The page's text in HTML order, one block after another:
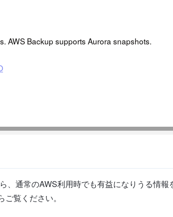
AWS Backup supports Aurora snapshots.
通常のAWS利用時でも有益になりうる情
覧ください。